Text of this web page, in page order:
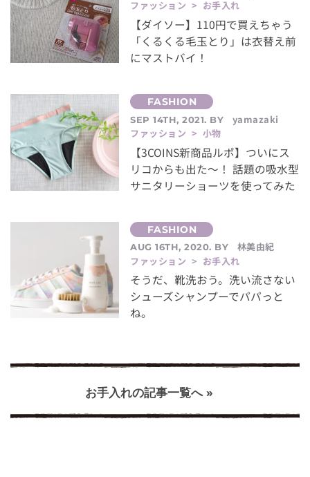
ファッション > お手入れ
【ダイソー】110円で買えちゃう
「くるくる毛玉とり」は衣替え前
にマストバイ！
SEP 14TH, 2021. BY
yamazaki
ファッション > 小物
【3COINS新商品ルポ】ついにス
リコからも出た〜！ 話題の吸水型
サニタリーショーツを使ってみた
AUG 16TH, 2020. BY
林美由紀
ファッション > お手入れ
そうだ、靴洗おう。洗い流さない
シューズシャンプーでパパっと
ね。
お手入れの記事一覧へ »